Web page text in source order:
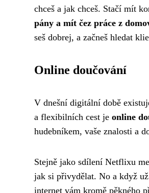
chceš a jak chceš. Stačí mít
pány a mít čez práce z
seš dobrej, a začneš hledat
Online doučování
V dnešní digitální době
a flexibilních cest je online
hudebníkem, vaše znalosti a
Stejně jako sdílení Netflixu
jak si přivydělat. No a když
internet vám kromě pěkného